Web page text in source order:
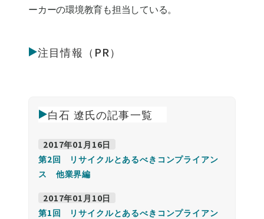
ーカーの環境教育も担当している。
注目情報（PR）
白石 遼氏の記事一覧
2017年01月16日
第2回 リサイクルとあるべきコンプライアン
ス 他業界編
2017年01月10日
第1回 リサイクルとあるべきコンプライアン